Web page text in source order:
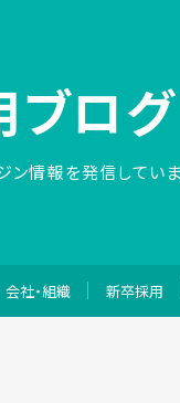
ブログ
ン情報を発信してい
会社・組織 新卒採用